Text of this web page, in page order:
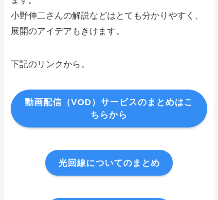
小野伸二さんの解説などはとても分かりやすく、
展開のアイデアもきけます。
下記のリンクから。
動画配信（VOD）サービスのまとめはこ
ちらから
光回線についてのまとめ